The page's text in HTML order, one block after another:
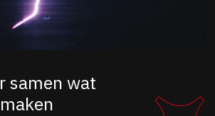
samen wat